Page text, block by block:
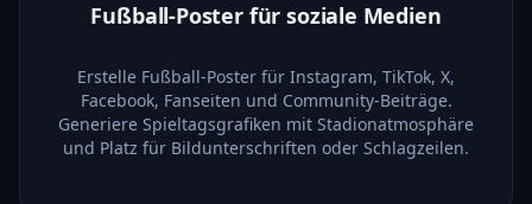
Fußball-Poster für soziale Medien
Erstelle Fußball-Poster für Instagram, TikTok, X,
Facebook, Fanseiten und Community-Beiträge.
Generiere Spieltagsgrafiken mit Stadionatmosphäre
und Platz für Bildunterschriften oder Schlagzeilen.